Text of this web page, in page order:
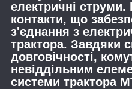
електричні
контакти, що
з'єднання з
трактора. Завдяки
довговічності,
невіддільним
системи трактора